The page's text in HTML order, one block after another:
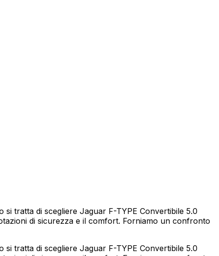
tratta di scegliere Jaguar F-TYPE Convertibile 5.0
di sicurezza e il comfort. Forniamo un confronto
tratta di scegliere Jaguar F-TYPE Convertibile 5.0